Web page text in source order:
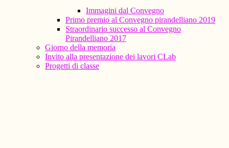
Immagini dal Convegno
Primo premio al Convegno pirandelliano 2019
Straordinario successo al Convegno
Pirandelliano 2017
Giorno della memoria
Invito alla presentazione dei lavori CLab
Progetti di classe